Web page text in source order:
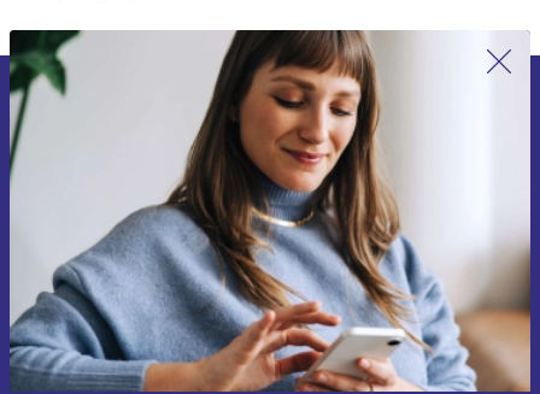
Anmäl dig till vårt nyhetsbrev för
första gången och spara 200 kr!
Missa aldrig ett erbjudande igen.
Begär kupong
Information om användningen av personuppgifter finns i vår
Integritetspolicy.